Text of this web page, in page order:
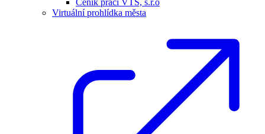
Ceník prací VTS, s.r.o
Virtuální prohlídka města